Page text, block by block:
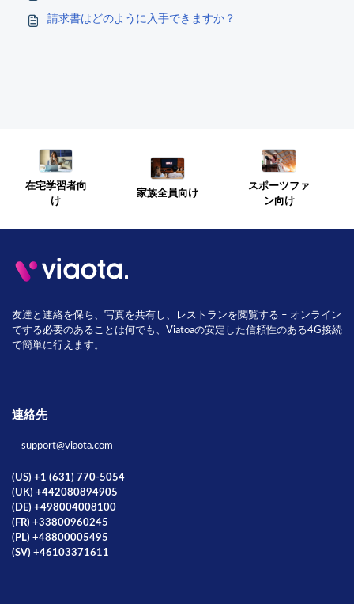
請求書はどのように入手できますか？
在宅学習者向
け
家族全員向け
スポーツファ
ン向け
友達と連絡を保ち、写真を共有し、レストランを閲覧する – オンライン
でする必要のあることは何でも、Viatoaの安定した信頼性のある4G接続
で簡単に行えます。
連絡先
support@viaota.com
(US) +1 (631) 770-5054
(UK) +442080894905
(DE) +498004008100
(FR) +33800960245
(PL) +48800005495
(SV) +46103371611